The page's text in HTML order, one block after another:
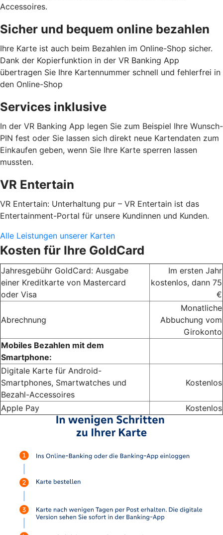
Accessoires.
Sicher und bequem online bezahlen
Ihre Karte ist auch beim Bezahlen im Online-Shop sicher.
Dank der Kopierfunktion in der VR Banking App
übertragen Sie Ihre Kartennummer schnell und fehlerfrei in
den Online-Shop
Services inklusive
In der VR Banking App legen Sie zum Beispiel Ihre Wunsch-
PIN fest oder Sie lassen sich direkt neue Kartendaten zum
Einkaufen geben, wenn Sie Ihre Karte sperren lassen
mussten.
VR Entertain
VR Entertain: Unterhaltung pur – VR Entertain ist das
Entertainment-Portal für unsere Kundinnen und Kunden.
Alle Leistungen unserer Karten
Kosten für Ihre GoldCard
Jahresgebühr GoldCard: Ausgabe
einer Kreditkarte von Mastercard
oder Visa
Im ersten Jahr
kostenlos, dann 75
€
Abrechnung
Monatliche
Abbuchung vom
Girokonto
Mobiles Bezahlen mit dem
Smartphone:
Digitale Karte für Android-
Smartphones, Smartwatches und
Bezahl-Accessoires
Kostenlos
Apple Pay Kostenlos